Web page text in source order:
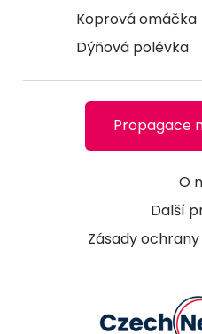
Koprová omáčka
Dýňová polévka
O
Další
Zásady
Propagace